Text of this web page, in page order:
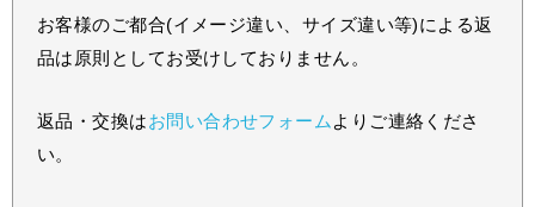
お客様のご都合(イメージ違い、サイズ違い等)による返
品は原則としてお受けしておりません。
返品・交換はお問い合わせフォーム よりご連絡くださ
い。